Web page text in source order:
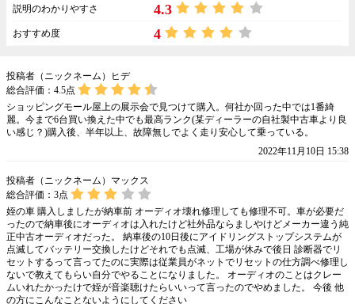
説明のわかりやすさ 4.3
おすすめ度 4
投稿者（ニックネーム）ヒデ
総合評価： 4.5点
ショッピングモール屋上の展示会で見つけて購入。何社か回った中では1番綺
麗。今まで6台買い換えた中でも最高ランク(某ディーラーの自社製中古車より良
い感じ？)購入後、半年以上、故障無しでよく走り安心して乗っている。
2022年11月10日 15:38
投稿者（ニックネーム）マックス
総合評価： 3点
姪の車 購入しましたが納車前 オーディオ壊れ修理しても修理不可。車が必要だ
ったので納車後にオーディオは入れたけど社外品ならましやけどメーカー違う純
正中古オーディオだった。 納車後の10日後にアイドリングストップシステムが
点滅してバッテリー交換したけどそれでも点滅、工場が休みで後日 診断器でリ
セットするって言ってたのに実際は従業員がネットでリセットの仕方調べ修理し
ないで教えてもらい自分でやることになりました。 オーディオのことはクレー
ムいれたかったけで姪が音楽聴けたらいいって言ったのでやめました。 今後 他
の方にこんなことないようにしてください